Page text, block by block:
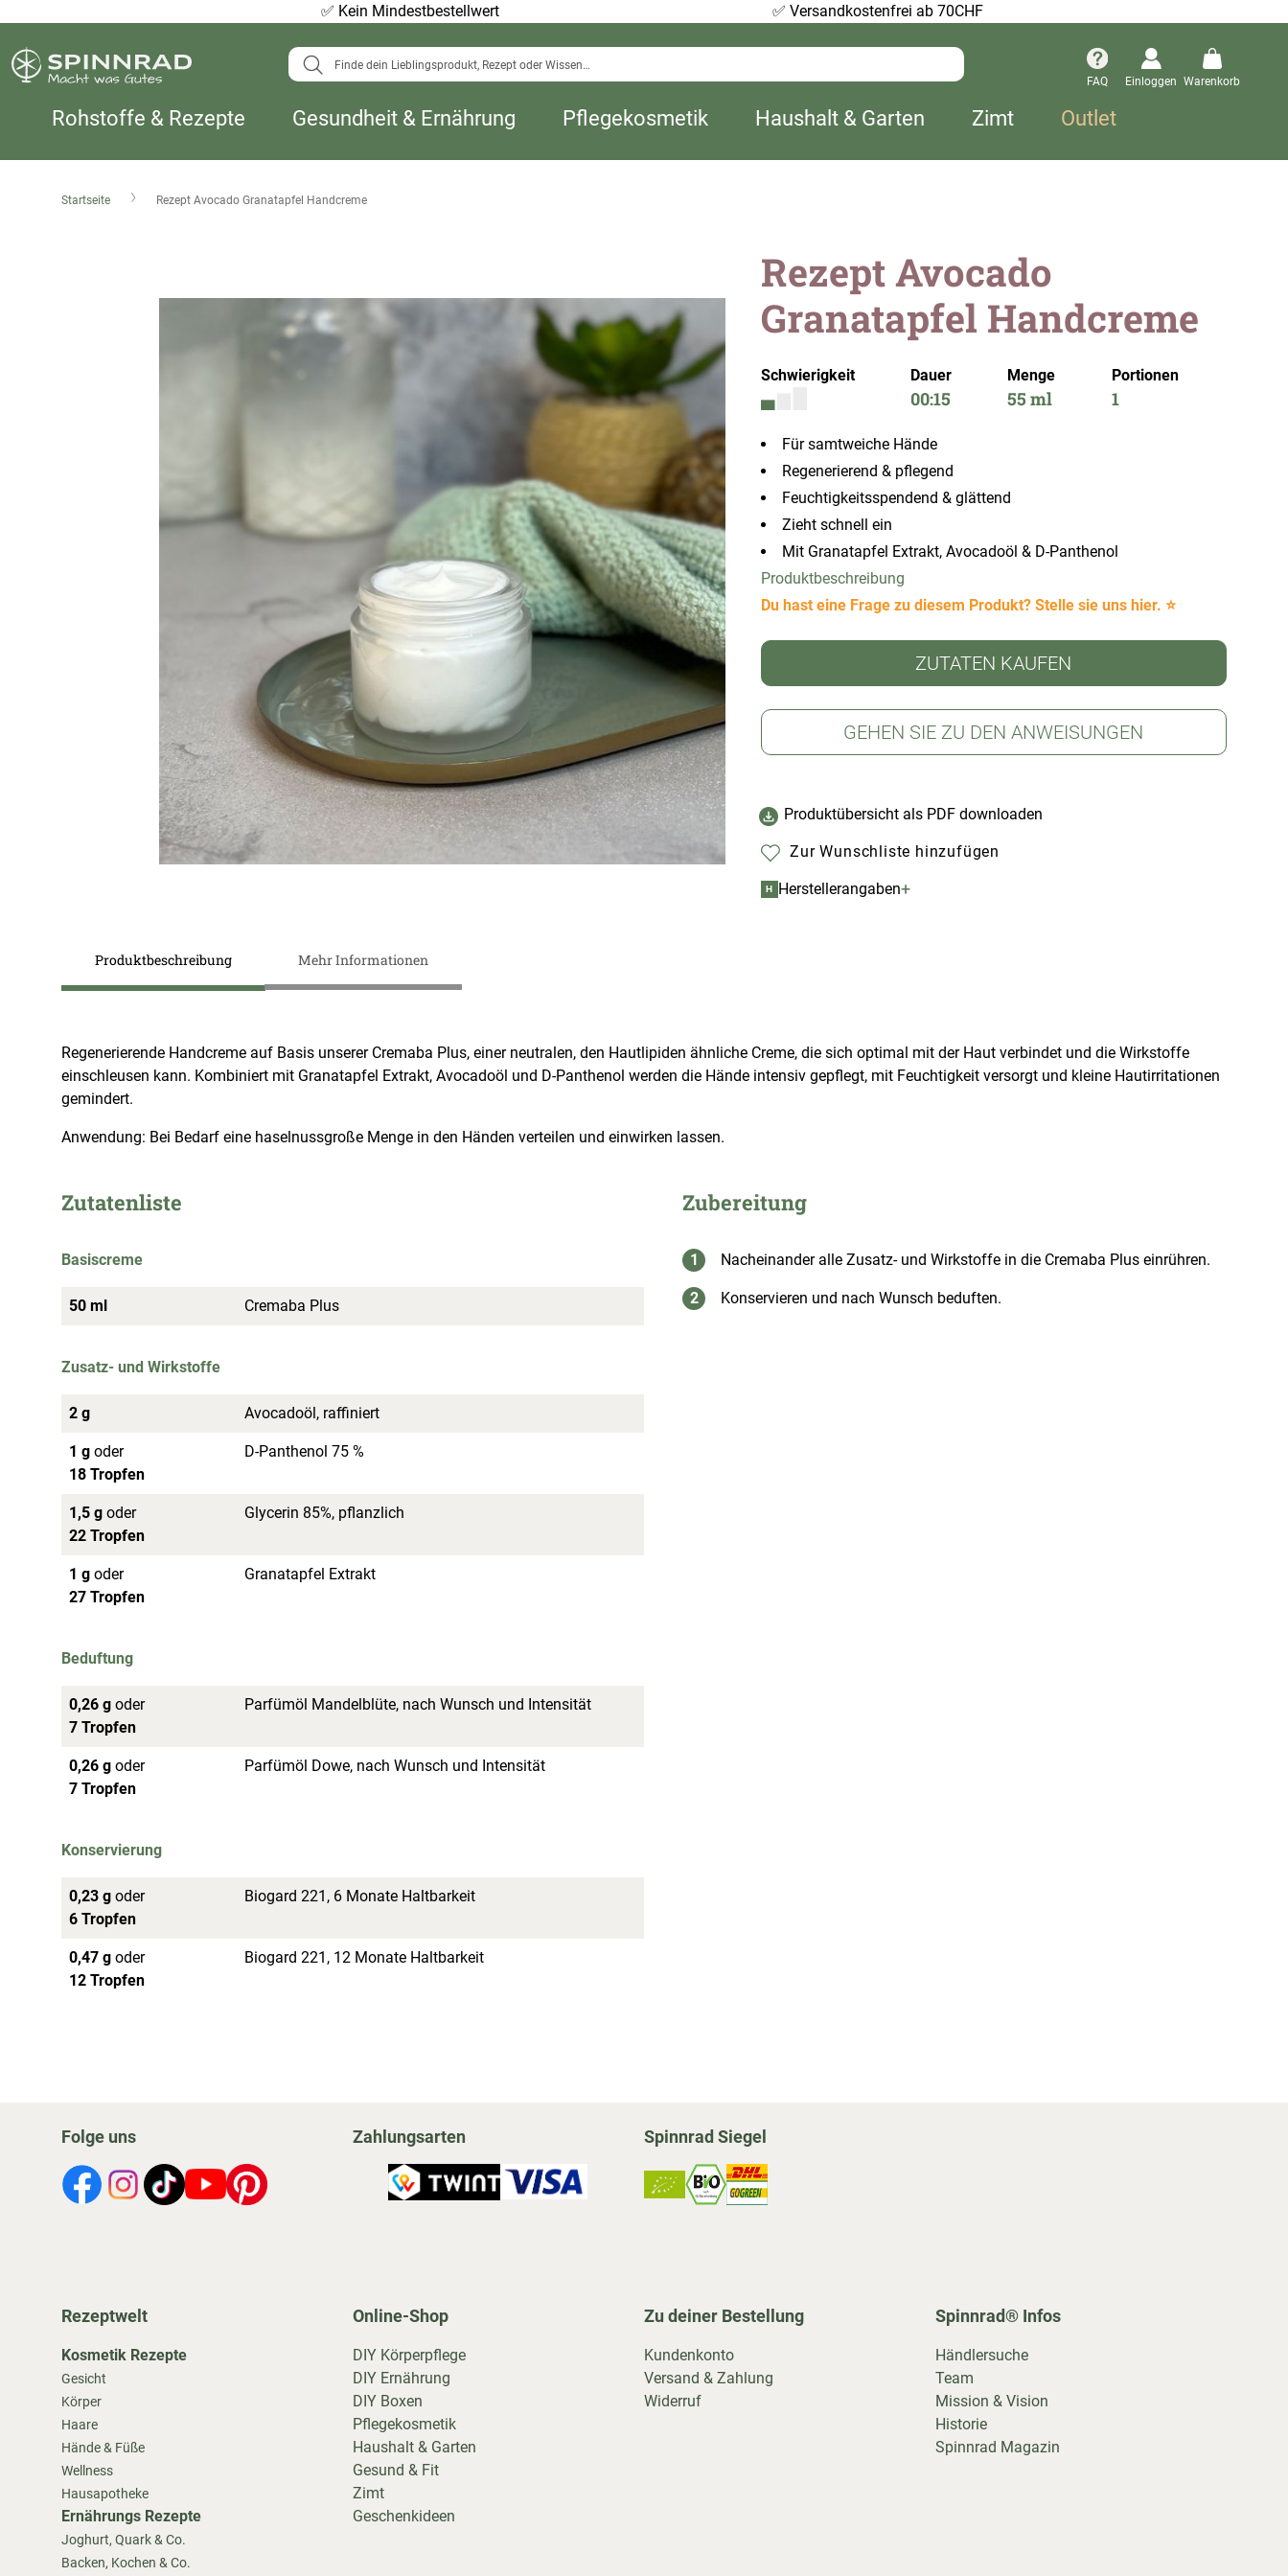
✅ Kein Mindestbestellwert ✅Versandkostenfrei ab 70CHF
Suche FAQ Einloggen Warenkorb
Rohstoffe & Rezepte Gesundheit & Ernährung Pflegekosmetik Haushalt & Garten Zimt Outlet
Startseite Rezept Avocado Granatapfel Handcreme
Bildergalerie
Rezept Avocado
Granatapfel Handcreme
Schwierigkeit Dauer
00:15
Menge
55 ml
Portionen
1
Für samtweiche Hände
Regenerierend & pflegend
Feuchtigkeitsspendend & glättend
Zieht schnell ein
Mit Granatapfel Extrakt, Avocadoöl & D-Panthenol
Produktbeschreibung
Du hast eine Frage zu diesem Produkt? Stelle sie uns hier. ⭐
ZUTATEN KAUFEN
GEHEN SIE ZU DEN ANWEISUNGEN
Produktübersicht als PDF downloaden
Zur Wunschliste hinzufügen
H Herstellerangaben+
Produktbeschreibung
Regenerierende Handcreme auf Basis unserer Cremaba Plus, einer neutralen, den Hautlipiden ähnliche Creme, die sich optimal mit der Haut verbindet und die Wirkstoffe
einschleusen kann. Kombiniert mit Granatapfel Extrakt, Avocadoöl und D-Panthenol werden die Hände intensiv gepflegt, mit Feuchtigkeit versorgt und kleine Hautirritationen
gemindert.
Anwendung: Bei Bedarf eine haselnussgroße Menge in den Händen verteilen und einwirken lassen.
Zutatenliste
Basiscreme
50 ml Cremaba Plus
Zusatz- und Wirkstoffe
2 g Avocadoöl, raffiniert
1 g oder
18 Tropfen
D-Panthenol 75 %
1,5 g oder
22 Tropfen
Glycerin 85%, pflanzlich
1 g oder
27 Tropfen
Granatapfel Extrakt
Beduftung
0,26 g oder
7 Tropfen
Parfümöl Mandelblüte, nach Wunsch und Intensität
0,26 g oder
7 Tropfen
Parfümöl Dowe, nach Wunsch und Intensität
Konservierung
0,23 g oder
6 Tropfen
Biogard 221, 6 Monate Haltbarkeit
0,47 g oder
12 Tropfen
Biogard 221, 12 Monate Haltbarkeit
Zubereitung
Nacheinander alle Zusatz- und Wirkstoffe in die Cremaba Plus einrühren.
Konservieren und nach Wunsch beduften.
Mehr Informationen
Folge uns Zahlungsarten Spinnrad Siegel
Rezeptwelt
Kosmetik Rezepte
Gesicht
Körper
Haare
Hände & Füße
Wellness
Hausapotheke
Ernährungs Rezepte
Joghurt, Quark & Co.
Backen, Kochen & Co.
Online-Shop
DIY Körperpflege
DIY Ernährung
DIY Boxen
Pflegekosmetik
Haushalt & Garten
Gesund & Fit
Zimt
Geschenkideen
Zu deiner Bestellung
Kundenkonto
Versand & Zahlung
Widerruf
Spinnrad® Infos
Händlersuche
Team
Mission & Vision
Historie
Spinnrad Magazin